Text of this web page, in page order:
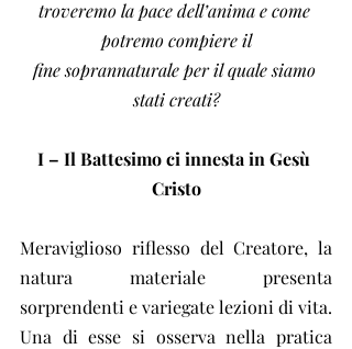
troveremo la pace dell’anima e come
potremo compiere il
fine soprannaturale per il quale siamo
stati creati?
I – Il Battesimo ci innesta in Gesù
Cristo
Meraviglioso riflesso del Creatore, la
natura materiale presenta
sorprendenti e variegate lezioni di vita.
Una di esse si osserva nella pratica